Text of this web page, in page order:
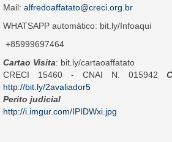
Mail: alfredoaffatato@creci.org.br
WHATSAPP automático: bit.ly/Infoaqui
+85999697464
Cartao Visita: bit.ly/cartaoaffatato
CRECI 15460 - CNAI N. 015942
http://bit.ly/2avaliador5
Perito judicial
http://i.imgur.com/IPIDWxi.jpg